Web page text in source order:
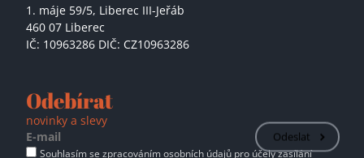
1. máje 59/5, Liberec III-Jeřáb
460 07 Liberec
IČ: 10963286 DIČ: CZ10963286
Odebírat
novinky a slevy
Odeslat
Souhlasím se zpracováním osobních údajů pro účely zasílání